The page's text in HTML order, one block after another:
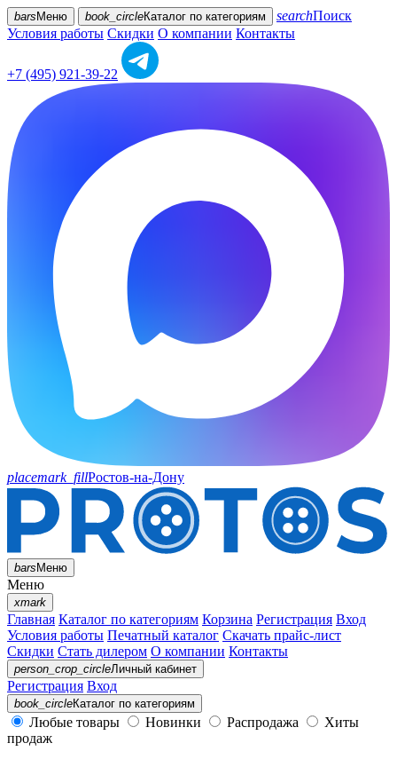
bars Меню book_circleКаталог по категориям searchПоиск
Условия работы Скидки О компании Контакты
+7 (495) 921-39-22
placemark_fillРостов-на-Дону
barsМеню
Меню
xmark
Главная Каталог по категориям Корзина Регистрация Вход
Условия работы Печатный каталог Скачать прайс-лист
Скидки Стать дилером О компании Контакты
person_crop_circleЛичный кабинет
Регистрация Вход
book_circleКаталог по категориям
Любые товары Новинки Распродажа
Хиты
продаж